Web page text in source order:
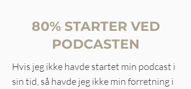
80% STARTER VED
PODCASTEN
Hvis jeg ikke havde startet min podcast i
sin tid, så havde jeg ikke min forretning i